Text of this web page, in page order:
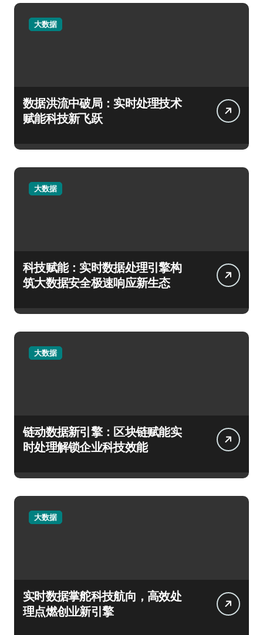
大数据
数据洪流中破局：实时处理技术
赋能科技新飞跃
大数据
科技赋能：实时数据处理引擎构
筑大数据安全极速响应新生态
大数据
链动数据新引擎：区块链赋能实
时处理解锁企业科技效能
大数据
实时数据掌舵科技航向，高效处
理点燃创业新引擎